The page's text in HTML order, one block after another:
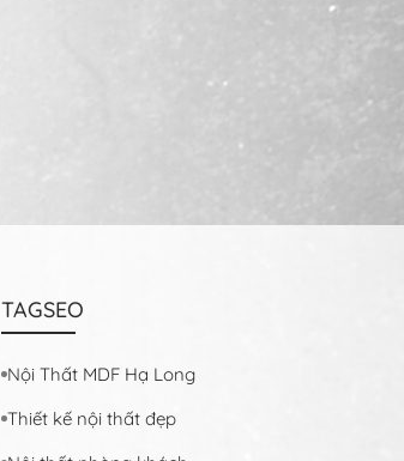
TAGSEO
Nội Thất MDF Hạ Long
Thiết kế nội thất đẹp